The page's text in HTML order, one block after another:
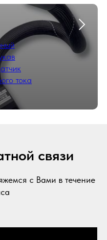
тока
связи
с Вами в течение